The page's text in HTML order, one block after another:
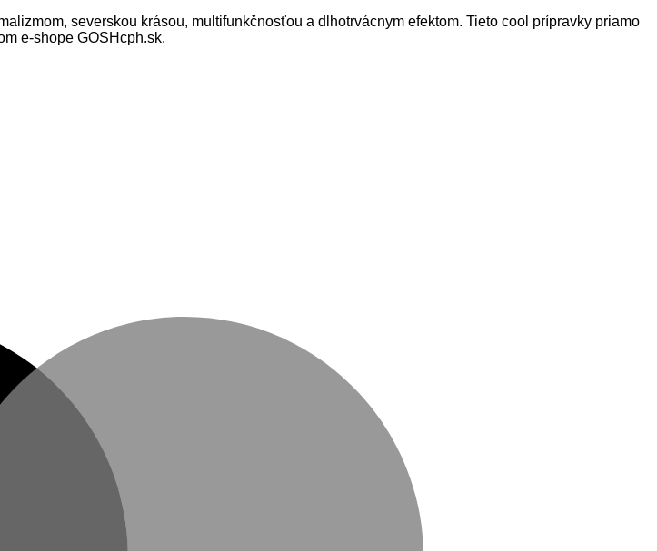
severskou krásou, multifunkčnosťou a dlhotrvácnym efektom. Tieto cool prípravky priamo
e-shope GOSHcph.sk.